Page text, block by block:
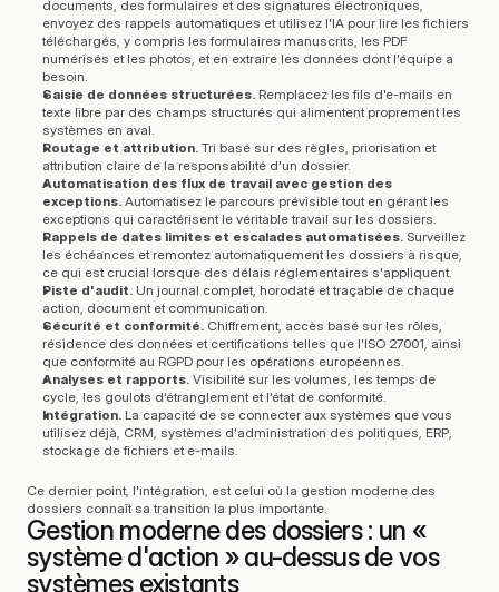
documents, des formulaires et des signatures électroniques,
envoyez des rappels automatiques et utilisez l'IA pour lire les fichiers
téléchargés, y compris les formulaires manuscrits, les PDF
numérisés et les photos, et en extraire les données dont l'équipe a
besoin.
Saisie de données structurées. Remplacez les fils d'e-mails en
texte libre par des champs structurés qui alimentent proprement les
systèmes en aval.
Routage et attribution. Tri basé sur des règles, priorisation et
attribution claire de la responsabilité d'un dossier.
Automatisation des flux de travail avec gestion des
exceptions. Automatisez le parcours prévisible tout en gérant les
exceptions qui caractérisent le véritable travail sur les dossiers.
Rappels de dates limites et escalades automatisées. Surveillez
les échéances et remontez automatiquement les dossiers à risque,
ce qui est crucial lorsque des délais réglementaires s'appliquent.
Piste d'audit. Un journal complet, horodaté et traçable de chaque
action, document et communication.
Sécurité et conformité. Chiffrement, accès basé sur les rôles,
résidence des données et certifications telles que l'ISO 27001, ainsi
que conformité au RGPD pour les opérations européennes.
Analyses et rapports. Visibilité sur les volumes, les temps de
cycle, les goulots d'étranglement et l'état de conformité.
Intégration. La capacité de se connecter aux systèmes que vous
utilisez déjà, CRM, systèmes d'administration des politiques, ERP,
stockage de fichiers et e-mails.
Ce dernier point, l'intégration, est celui où la gestion moderne des
dossiers connaît sa transition la plus importante.
Gestion moderne des dossiers : un «
système d'action » au-dessus de vos
systèmes existants